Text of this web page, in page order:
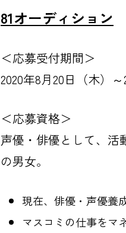
81オーディション
＜応募受付期間＞
2020年8月20日（木）～
＜応募資格＞
声優・俳優として、活
の男女。
現在、俳優・声優養
マスコミの仕事をマ